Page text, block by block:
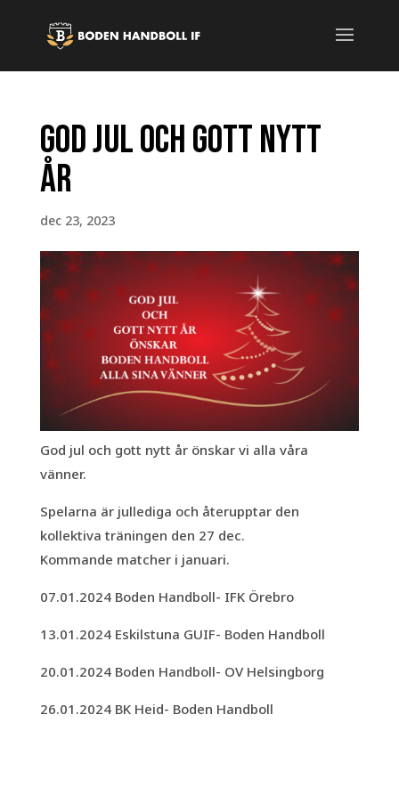
GOD JUL OCH GOTT NYTT
ÅR
dec 23, 2023
God jul och gott nytt år önskar vi alla våra
vänner.
Spelarna är jullediga och återupptar den
kollektiva träningen den 27 dec.
Kommande matcher i januari.
07.01.2024 Boden Handboll- IFK Örebro
13.01.2024 Eskilstuna GUIF- Boden Handboll
20.01.2024 Boden Handboll- OV Helsingborg
26.01.2024 BK Heid- Boden Handboll